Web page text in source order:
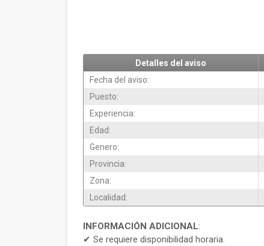
Detalles del aviso
Fecha del aviso:
Puesto:
Experiencia:
Edad:
Genero:
Provincia:
Zona:
Localidad:
INFORMACIÓN ADICIONAL:
✔ Se requiere disponibilidad horaria.